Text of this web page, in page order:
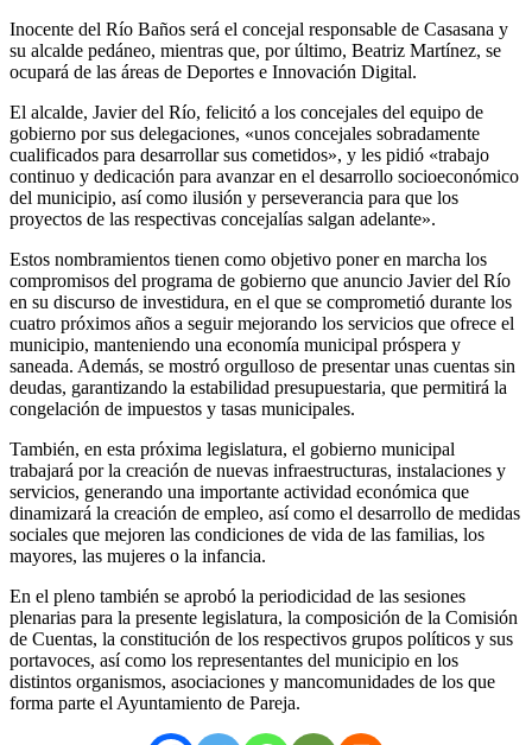
Inocente del Río Baños será el concejal responsable de Casasana y
su alcalde pedáneo, mientras que, por último, Beatriz Martínez, se
ocupará de las áreas de Deportes e Innovación Digital.
El alcalde, Javier del Río, felicitó a los concejales del equipo de
gobierno por sus delegaciones, «unos concejales sobradamente
cualificados para desarrollar sus cometidos», y les pidió «trabajo
continuo y dedicación para avanzar en el desarrollo socioeconómico
del municipio, así como ilusión y perseverancia para que los
proyectos de las respectivas concejalías salgan adelante».
Estos nombramientos tienen como objetivo poner en marcha los
compromisos del programa de gobierno que anuncio Javier del Río
en su discurso de investidura, en el que se comprometió durante los
cuatro próximos años a seguir mejorando los servicios que ofrece el
municipio, manteniendo una economía municipal próspera y
saneada. Además, se mostró orgulloso de presentar unas cuentas sin
deudas, garantizando la estabilidad presupuestaria, que permitirá la
congelación de impuestos y tasas municipales.
También, en esta próxima legislatura, el gobierno municipal
trabajará por la creación de nuevas infraestructuras, instalaciones y
servicios, generando una importante actividad económica que
dinamizará la creación de empleo, así como el desarrollo de medidas
sociales que mejoren las condiciones de vida de las familias, los
mayores, las mujeres o la infancia.
En el pleno también se aprobó la periodicidad de las sesiones
plenarias para la presente legislatura, la composición de la Comisión
de Cuentas, la constitución de los respectivos grupos políticos y sus
portavoces, así como los representantes del municipio en los
distintos organismos, asociaciones y mancomunidades de los que
forma parte el Ayuntamiento de Pareja.